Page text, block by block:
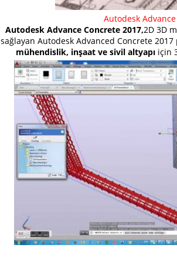
Autodesk
Autodesk Advance Concrete 2017,2D 3D
sağlayan Autodesk Advanced Concrete
mühendislik, inşaat ve sivil altyapıiçin